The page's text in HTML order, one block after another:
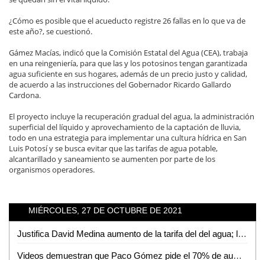
¿Cómo es posible que el acueducto registre 26 fallas en lo que va de
este año?, se cuestionó.
Gámez Macías, indicó que la Comisión Estatal del Agua (CEA), trabaja
en una reingeniería, para que las y los potosinos tengan garantizada
agua suficiente en sus hogares, además de un precio justo y calidad,
de acuerdo a las instrucciones del Gobernador Ricardo Gallardo
Cardona.
El proyecto incluye la recuperación gradual del agua, la administración
superficial del líquido y aprovechamiento de la captación de lluvia,
todo en una estrategia para implementar una cultura hídrica en San
Luis Potosí y se busca evitar que las tarifas de agua potable,
alcantarillado y saneamiento se aumenten por parte de los
organismos operadores.
MIÉRCOLES, 27 DE OCTUBRE DE 2021
Justifica David Medina aumento de la tarifa del del agua; le avienta la pelota al Congreso
Videos demuestran que Paco Gómez pide el 70% de aumento a las tarifas del agua